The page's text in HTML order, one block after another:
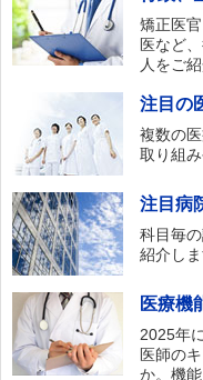
矯正医
医など
人をご
注目の
複数の
取り組
注目病
科目毎
紹介しま
医療機
2025年
医師の
か。機